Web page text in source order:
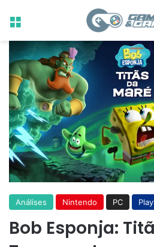
Menu
Análises Nintendo PC
Bob Esponja: